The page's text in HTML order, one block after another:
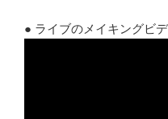
● ライブのメイキングビ